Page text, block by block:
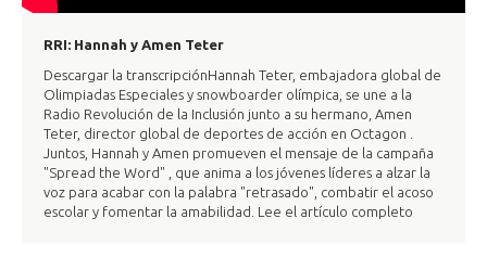
RRI: Hannah y Amen Teter
Descargar la transcripciónHannah Teter, embajadora global de
Olimpiadas Especiales y snowboarder olímpica, se une a la
Radio Revolución de la Inclusión junto a su hermano, Amen
Teter, director global de deportes de acción en Octagon .
Juntos, Hannah y Amen promueven el mensaje de la campaña
"Spread the Word" , que anima a los jóvenes líderes a alzar la
voz para acabar con la palabra "retrasado", combatir el acoso
escolar y fomentar la amabilidad. Lee el artículo completo